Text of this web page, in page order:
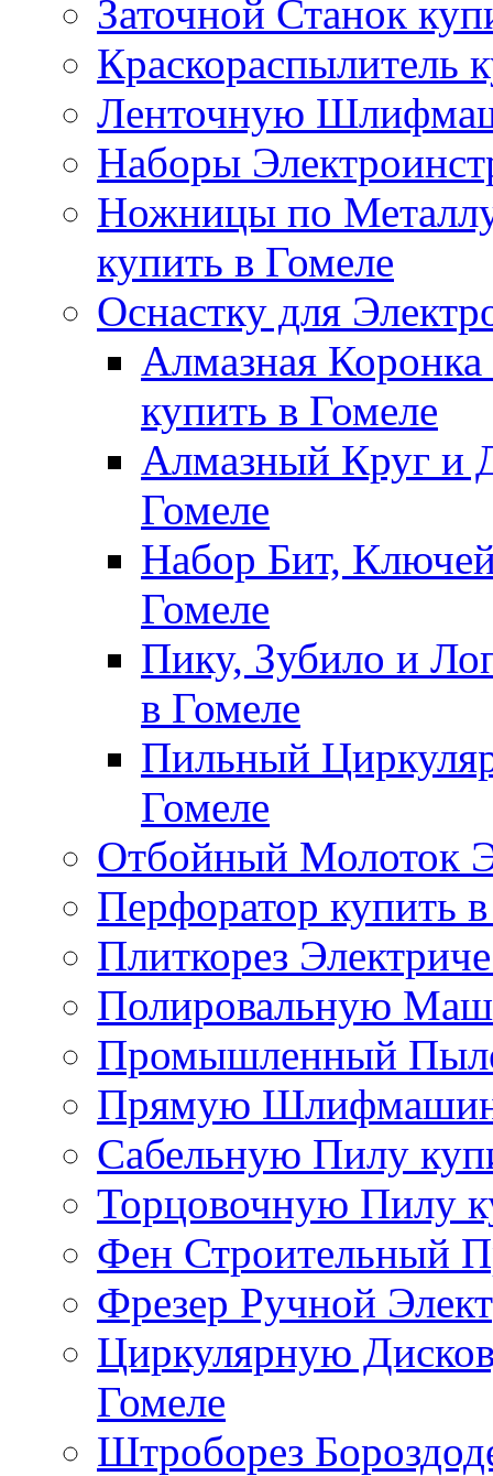
Заточной Станок
Краскораспылитель
Ленточную
Наборы
Ножницы по
купить в Гомеле
Оснастку для
Алмазная
купить в Гомеле
Алмазный Круг и
Гомеле
Набор Бит,
Гомеле
Пику, Зубило и
в Гомеле
Пильный
Гомеле
Отбойный Молоток
Перфоратор купить
Плиткорез
Полировальную
Промышленный
Прямую
Сабельную Пилу
Торцовочную Пилу
Фен Строительный
Фрезер Ручной
Циркулярную
Гомеле
Штроборез